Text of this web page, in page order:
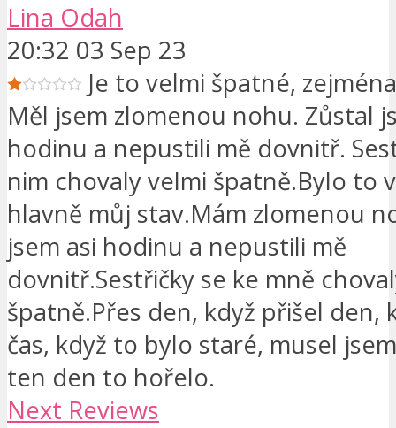
Lina Odah
20:32 03 Sep 23
Je to velmi špatné,
Měl jsem zlomenou nohu. Zůstal
hodinu a nepustili mě dovnitř.
nim chovaly velmi špatně.Bylo to
hlavně můj stav.Mám zlomenou
jsem asi hodinu a nepustili mě
dovnitř.Sestřičky se ke mně
špatně.Přes den, když přišel den,
čas, když to bylo staré, musel
ten den to hořelo.
Next Reviews